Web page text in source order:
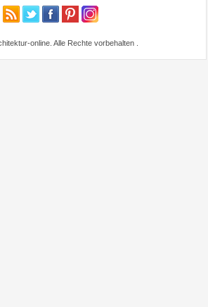
online. Alle Rechte vorbehalten